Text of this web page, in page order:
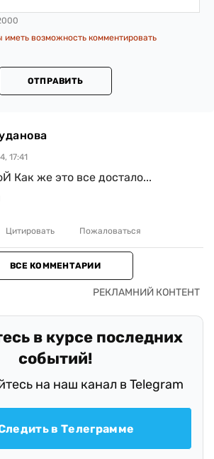
иметь возможность комментировать
ОТПРАВИТЬ
17:41
Как же это все достало...
Цитировать Пожаловаться
ВСЕ КОММЕНТАРИИ
в курсе последних
событий!
на наш канал в Telegram
в Телеграмме